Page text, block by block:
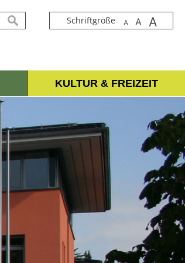
Schriftgröße A A A
suchen
KULTUR & FREIZEIT